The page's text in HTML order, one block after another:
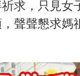
求，只見女
聲聲懇求媽